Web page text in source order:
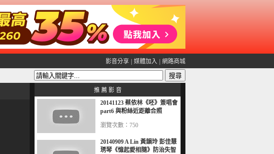
影音分享 媒體加入 網路商城
推 薦 影 音
20141123 蔡依林《呸》簽唱會
part6 與粉絲近距離合照
瀏覽次數：750
20140909 A Lin 黃韻玲 彭佳慧
琇琴《憶起愛相隨》防治失智